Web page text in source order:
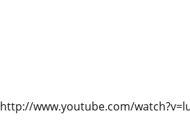
http://www.youtube.com/